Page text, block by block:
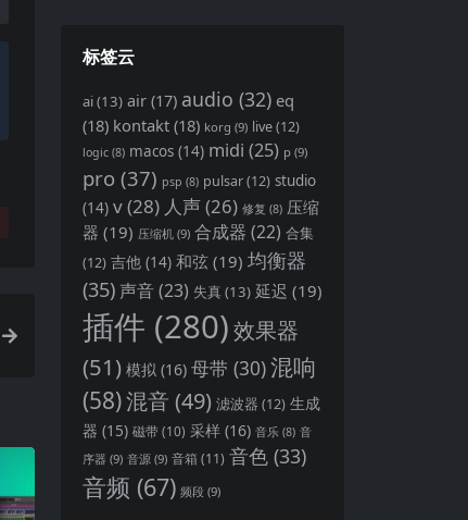
标签云
ai(13) air (17) audio (32) eq
(18) kontakt (18) korg (9) live(12)
logic (8) macos (14) midi (25) p (9)
pro (37) psp (8) pulsar(12) studio
(14) v(28) 人声(26) 修复 (8) 压缩
器 (19) 压缩机 (9) 合成器 (22) 合集
(12) 吉他 (14) 和弦 (19) 均衡器
(35) 声音(23) 失真(13) 延迟 (19)
插件 (280)效果器
(51) 模拟 (16) 母带 (30)混响
(58)混音 (49) 滤波器 (12) 生成
器 (15) 磁带(10) 采样 (16) 音乐 (8) 音
序器 (9) 音源 (9) 音箱 (11) 音色 (33)
音频 (67) 频段 (9)